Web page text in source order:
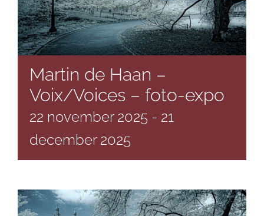
Martin de Haan –
Voix/Voices – foto-expo
22 november 2025 - 21
december 2025